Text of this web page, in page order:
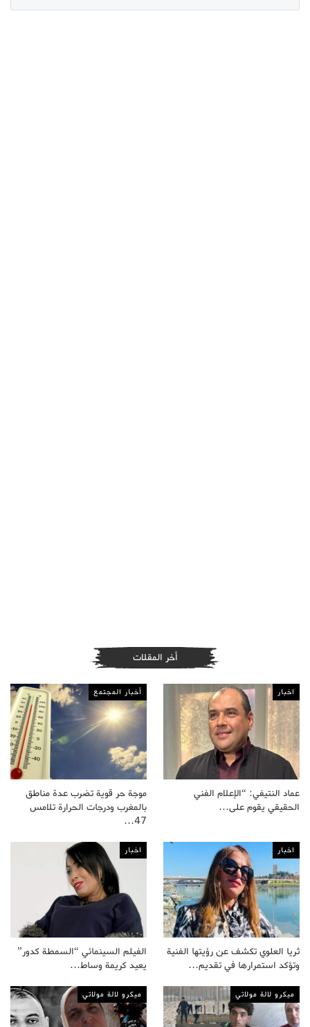
أخر المقلات
اخبار
عماد النتيفي: “الإعلام الفني
الحقيقي يقوم على…
أخبار المجتمع
موجة حر قوية تضرب عدة مناطق
بالمغرب ودرجات الحرارة تلامس
47…
اخبار
ثريا العلوي تكشف عن رؤيتها الفنية
وتؤكد استمرارها في تقديم…
اخبار
الفيلم السينمائي “السمطة كدور”
يعيد كريمة وساط…
ميكرو لالة مولاتي ميكرو لالة مولاتي